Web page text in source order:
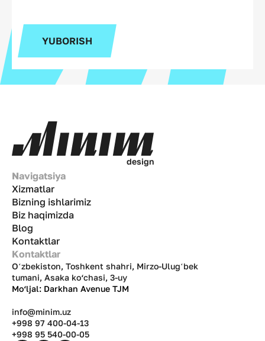
YUBORISH
design
Navigatsiya
Xizmatlar
Bizning ishlarimiz
Biz haqimizda
Blog
Kontaktlar
Kontaktlar
Oʻzbekiston, Toshkent shahri, Mirzo-Ulugʻbek
tumani, Asaka ko‘chasi, 3-uy
Mo‘ljal: Darkhan Avenue TJM
info@minim.uz
+998 97 400-04-13
+998 95 540-00-05